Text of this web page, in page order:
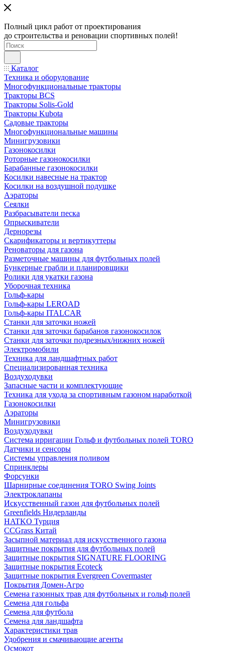
Полный цикл работ от проектирования
до строительства и реновации спортивных полей!
Каталог
Техника и оборудование
Многофункциональные тракторы
Тракторы BCS
Тракторы Solis-Gold
Тракторы Kubota
Садовые тракторы
Многофункциональные машины
Минигрузовики
Газонокосилки
Роторные газонокосилки
Барабанные газонокосилки
Косилки навесные на трактор
Косилки на воздушной подушке
Аэраторы
Сеялки
Разбрасыватели песка
Опрыскиватели
Дернорезы
Скарификаторы и вертикуттеры
Реноваторы для газона
Разметочные машины для футбольных полей
Бункерные грабли и планировщики
Ролики для укатки газона
Уборочная техника
Гольф-кары
Гольф-кары LEROAD
Гольф-кары ITALCAR
Станки для заточки ножей
Станки для заточки барабанов газонокосилок
Станки для заточки подрезных/нижних ножей
Электромобили
Техника для ландшафтных работ
Специализированная техника
Воздуходувки
Запасные части и комплектующие
Техника для ухода за спортивным газоном наработкой
Газонокосилки
Аэраторы
Минигрузовики
Воздуходувки
Система ирригации Гольф и футбольных полей TORO
Датчики и сенсоры
Системы управления поливом
Спринклеры
Форсунки
Шарнирные соединения TORO Swing Joints
Электроклапаны
Искусственный газон для футбольных полей
Greenfields Нидерланды
HATKO Турция
CCGrass Китай
Засыпной материал для искусственного газона
Защитные покрытия для футбольных полей
Защитные покрытия SIGNATURE FLOORING
Защитные покрытия Ecoteck
Защитные покрытия Evergreen Covermaster
Покрытия Домен-Агро
Семена газонных трав для футбольных и гольф полей
Семена для гольфа
Семена для футбола
Семена для ландшафта
Характеристики трав
Удобрения и смачивающие агенты
Осмокот